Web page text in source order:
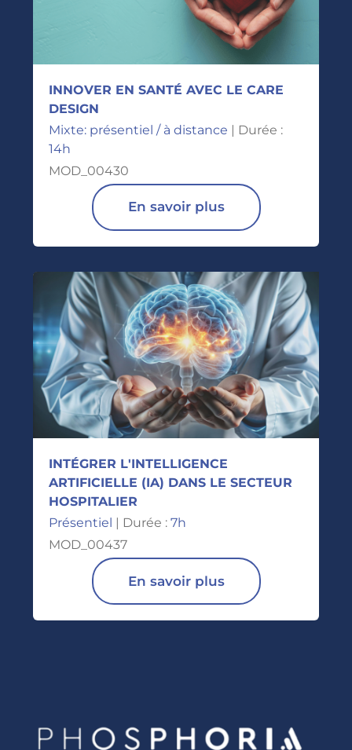
INNOVER EN SANTÉ AVEC LE CARE
DESIGN
Mixte: présentiel / à distance | Durée :
14h
MOD_00430
En savoir plus
INTÉGRER L'INTELLIGENCE
ARTIFICIELLE (IA) DANS LE SECTEUR
HOSPITALIER
Présentiel
| Durée : 7h
MOD_00437
En savoir plus